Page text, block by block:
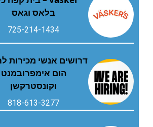
בלאס וגאס
725-214-1434
דרושים אנשי מכירות
הום אימפרובמנט
וקונסטרקשן
818-613-3277